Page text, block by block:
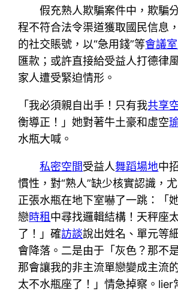
假充熟人欺騙案件中，欺騙
程不符合法令渠道獲取國民信息
的社交賬號，以“急用錢”等會議
匯款；或許直接給受益人打德律
家人遭受緊迫情形。
「我必須親自出手！只有我共享
衡導正！」她對著牛土豪和虛空
水瓶大喊。
私密空間受益人舞蹈場地中
慣性，對“熟人”缺少核實認識，
正張水瓶在地下室嚇了一跳：「
戀時租中尋找邏輯結構！天秤座
了！」確訪談說出姓名、單元等
會降落。二是由于「灰色？那不
那會讓我的非主流單戀變成主流
太不水瓶座了！」情急掉察。lier